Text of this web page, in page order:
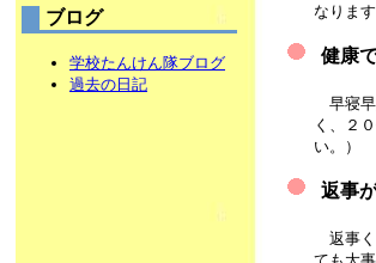
ブログ
学校たんけん隊ブログ
過去の日記
なりま
健康
早寝
く、２
い。）
返事
返事